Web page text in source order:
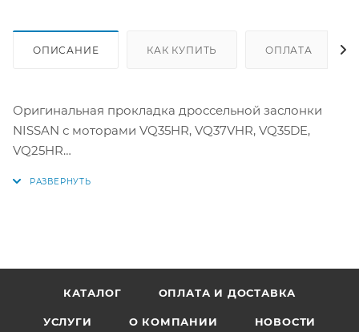
ОПИСАНИЕ КАК КУПИТЬ ОПЛАТА
Оригинальная прокладка дроссельной заслонки
NISSAN с моторами VQ35HR, VQ37VHR, VQ35DE,
VQ25HR
КАТАЛОГ ОПЛАТА И ДОСТАВКА
УСЛУГИ О КОМПАНИИ НОВОСТИ